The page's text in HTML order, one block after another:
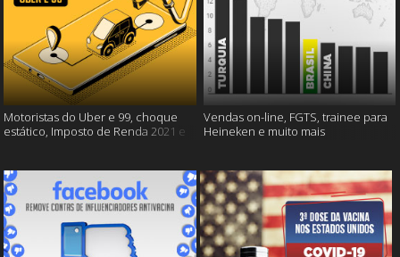
Motoristas do Uber e 99, choque
estático, Imposto de Renda 2021 e
Vendas on-line, FGTS, trainee para
Heineken e muito mais